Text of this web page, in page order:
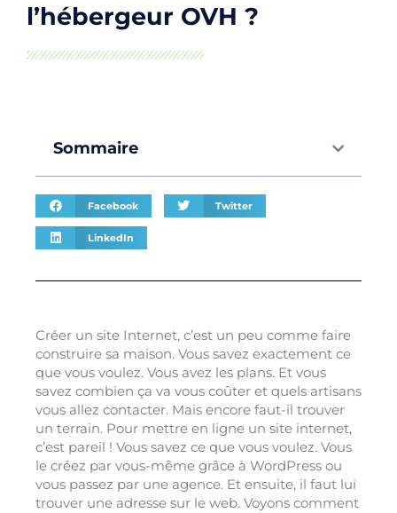
l’hébergeur OVH ?
Sommaire
Facebook Twitter
LinkedIn
Créer un site Internet, c’est un peu comme faire
construire sa maison. Vous savez exactement ce
que vous voulez. Vous avez les plans. Et vous
savez combien ça va vous coûter et quels artisans
vous allez contacter. Mais encore faut-il trouver
un terrain. Pour mettre en ligne un site internet,
c’est pareil ! Vous savez ce que vous voulez. Vous
le créez par vous-même grâce à WordPress ou
vous passez par une agence. Et ensuite, il faut lui
trouver une adresse sur le web. Voyons comment